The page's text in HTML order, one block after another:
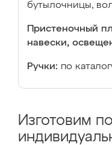
бутылочницы,
Пристеночный
навески,
Ручки: по
Изготовим по